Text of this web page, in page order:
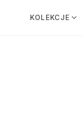
KOLEKCJE